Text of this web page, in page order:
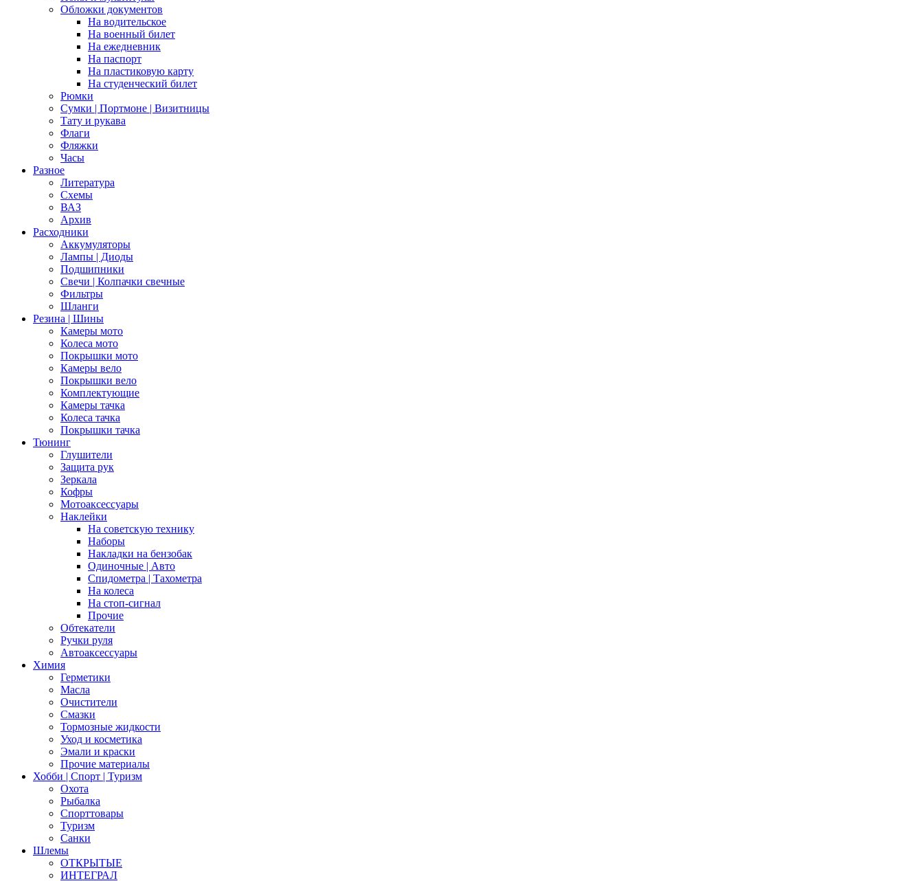
Обложки документов
На водительское
На военный билет
На ежедневник
На паспорт
На пластиковую карту
На студенческий билет
Рюмки
Сумки | Портмоне | Визитницы
Тату и рукава
Флаги
Фляжки
Часы
Разное
Литература
Схемы
ВАЗ
Архив
Расходники
Аккумуляторы
Лампы | Диоды
Подшипники
Свечи | Колпачки свечные
Фильтры
Шланги
Резина | Шины
Камеры мото
Колеса мото
Покрышки мото
Камеры вело
Покрышки вело
Комплектующие
Камеры тачка
Колеса тачка
Покрышки тачка
Тюнинг
Глушители
Защита рук
Зеркала
Кофры
Мотоаксессуары
Наклейки
На советскую технику
Наборы
Накладки на бензобак
Одиночные | Авто
Спидометра | Тахометра
На колеса
На стоп-сигнал
Прочие
Обтекатели
Ручки руля
Автоаксессуары
Химия
Герметики
Масла
Очистители
Смазки
Тормозные жидкости
Уход и косметика
Эмали и краски
Прочие материалы
Хобби | Cпорт | Туризм
Охота
Рыбалка
Спорттовары
Туризм
Санки
Шлемы
ОТКРЫТЫЕ
ИНТЕГРАЛ